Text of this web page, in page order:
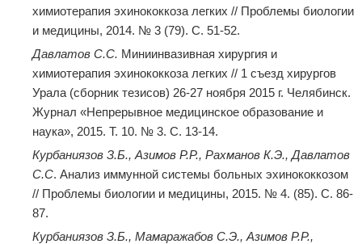
химиотерапия эхинококкоза легких // Проблемы биологии
и медицины, 2014. № 3 (79). C. 51-52.
Давлатов С.С. Миниинвазивная хирургия и
химиотерапия эхинококкоза легких // 1 съезд хирургов
Урала (сборник тезисов) 26-27 ноября 2015 г. Челябинск.
Журнал «Непрерывное медицинское образование и
наука», 2015. Т. 10. № 3. C. 13-14.
Курбаниязов З.Б., Азимов Р.Р., Рахманов К.Э., Давлатов
С.С. Анализ иммунной системы больных эхинококкозом
// Проблемы биологии и медицины, 2015. № 4. (85). C. 86-
87.
Курбаниязов З.Б., Мамаражабов С.Э., Азимов Р.Р.,